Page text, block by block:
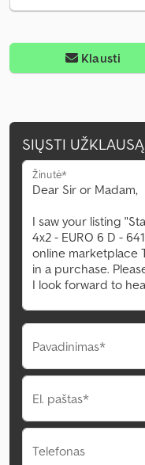
Klausti
SIŲSTI UŽKLAUSĄ
Žinutė*
Pavadinimas*
El. paštas*
Telefonas